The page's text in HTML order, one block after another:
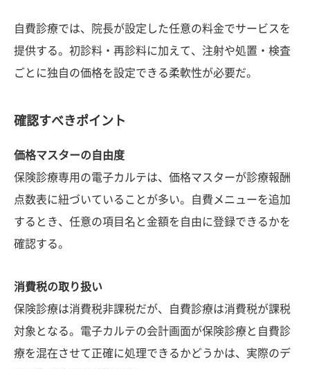
自費診療では、院長が設定した任意の料金でサービスを
提供する。初診料・再診料に加えて、注射や処置・検査
ごとに独自の価格を設定できる柔軟性が必要だ。
確認すべきポイント
価格マスターの自由度
保険診療専用の電子カルテは、価格マスターが診療報酬
点数表に紐づいていることが多い。自費メニューを追加
するとき、任意の項目名と金額を自由に登録できるかを
確認する。
消費税の取り扱い
保険診療は消費税非課税だが、自費診療は消費税が課税
対象となる。電子カルテの会計画面が保険診療と自費診
療を混在させて正確に処理できるかどうかは、実際のデ